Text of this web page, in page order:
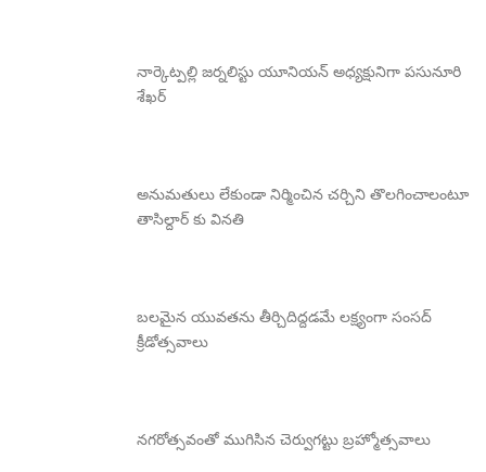
నార్కెట్పల్లి జర్నలిస్టు యూనియన్ అధ్యక్షునిగా పసునూరి
శేఖర్
అనుమతులు లేకుండా నిర్మించిన చర్చిని తొలగించాలంటూ
తాసిల్దార్ కు వినతి
బలమైన యువతను తీర్చిదిద్దడమే లక్ష్యంగా సంసద్
క్రీడోత్సవాలు
నగరోత్సవంతో ముగిసిన చెర్వుగట్టు బ్రహ్మోత్సవాలు